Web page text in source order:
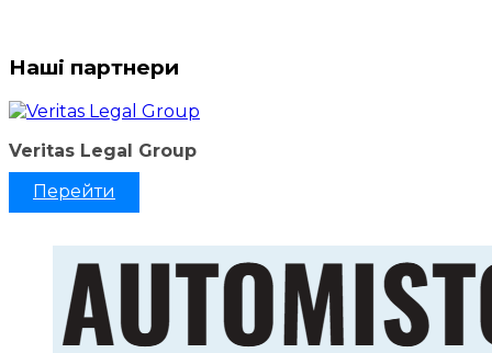
Наші партнери
Veritas Legal Group
Перейти